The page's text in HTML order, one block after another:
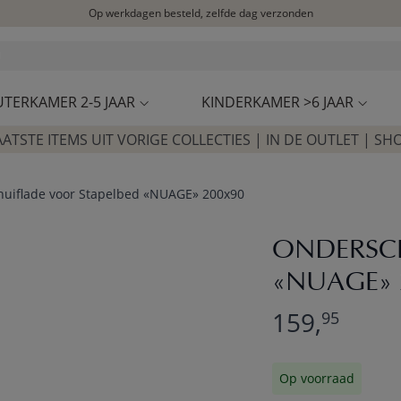
Op werkdagen besteld, zelfde dag verzonden
Klantbeoordelingen
4,25/5
2-5 JAAR KINDERKAMER >6 JAAR
ITEMS UIT VORIGE COLLECTIES | IN DE OUTLET |
voor Stapelbed «NUAGE» 200x90
159,95
Op voorraad